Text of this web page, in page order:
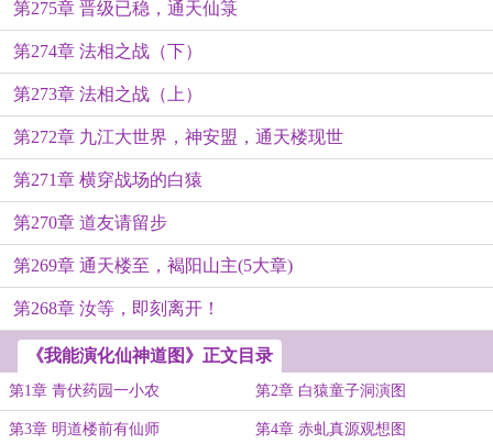
第275章 晋级已稳，通天仙箓
第274章 法相之战（下）
第273章 法相之战（上）
第272章 九江大世界，神安盟，通天楼现世
第271章 横穿战场的白猿
第270章 道友请留步
第269章 通天楼至，褐阳山主(5大章)
第268章 汝等，即刻离开！
《我能演化仙神道图》正文目录
第1章 青伏药园一小农 第2章 白猿童子洞演图
第3章 明道楼前有仙师 第4章 赤虬真源观想图